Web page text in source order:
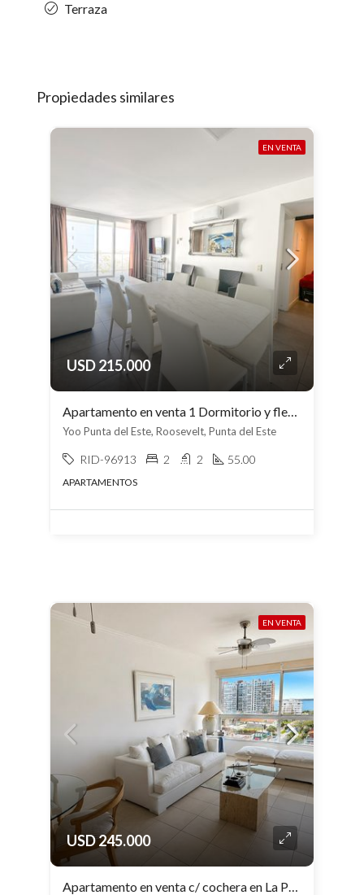
Terraza
Propiedades similares
EN VENTA
USD 215.000
Apartamento en venta 1 Dormitorio y flex en Roosevelt
Yoo Punta del Este, Roosevelt, Punta del Este
RID-96913 2 2 55.00
APARTAMENTOS
EN VENTA
USD 245.000
Apartamento en venta c/ cochera en La Pastora